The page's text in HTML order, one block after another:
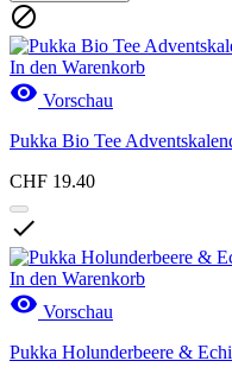
Clear
Preis
CHF
Neue Produkte
Neue Produkte 0
Aktionen
Kategorien
Highlights

In den Warenkorb
 Vorschau
Pukka Bio Tee
CHF 19.40

In den Warenkorb
 Vorschau
Pukka Holunderbeere &